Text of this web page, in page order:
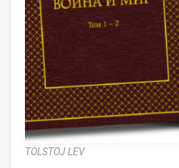
TOLSTOJ LEV